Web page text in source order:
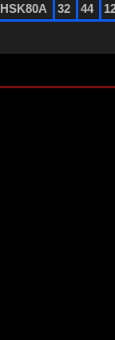
HSK80A
32 44